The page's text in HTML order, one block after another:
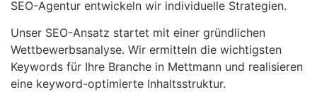
SEO-Agentur entwickeln wir individuelle Strategien.
Unser SEO-Ansatz startet mit einer gründlichen
Wettbewerbsanalyse. Wir ermitteln die wichtigsten
Keywords für Ihre Branche in Mettmann und realisieren
eine keyword-optimierte Inhaltsstruktur.